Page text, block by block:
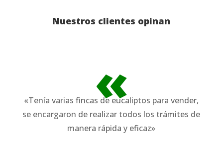
Nuestros clientes opinan
«
«Tenía varias fincas de eucaliptos para vender,
se encargaron de realizar todos los trámites de
manera rápida y eficaz»